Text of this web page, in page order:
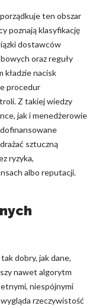
porządkuje ten obszar
poznają klasyfikację
dostawców
oraz reguły
kładzie nacisk
procedur
Z takiej wiedzy
jak i menedżerowie
sztuczną
ryzyka,
albo reputacji.
dobry, jak dane,
nawet algorytm
niespójnymi
rzeczywistość